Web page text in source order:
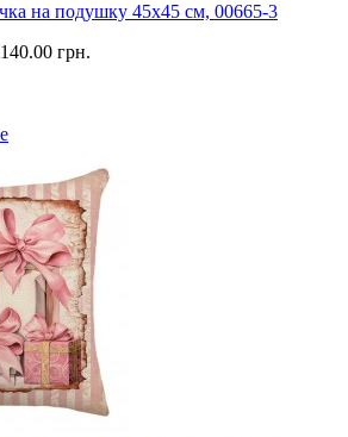
на подушку 45х45 см, 00665-3
грн.